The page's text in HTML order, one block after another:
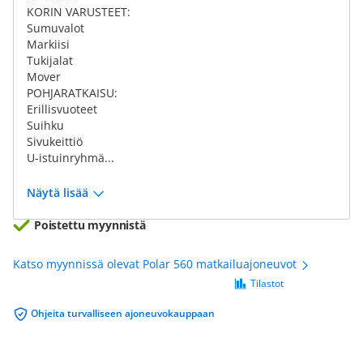
KORIN VARUSTEET:
Sumuvalot
Markiisi
Tukijalat
Mover
POHJARATKAISU:
Erillisvuoteet
Suihku
Sivukeittiö
U-istuinryhmä...
Näytä lisää
Poistettu myynnistä
Katso myynnissä olevat Polar 560 matkailuajoneuvot
Ohjeita turvalliseen ajoneuvokauppaan
Tilastot